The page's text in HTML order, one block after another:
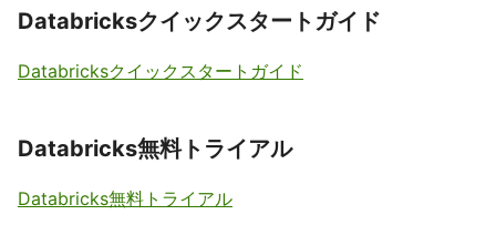
Databricksクイックスタートガイド
Databricksクイックスタートガイド
Databricks無料トライアル
Databricks無料トライアル